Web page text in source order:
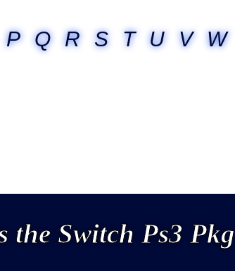
P Q R S T U V W
the Switch Ps3 Pkg